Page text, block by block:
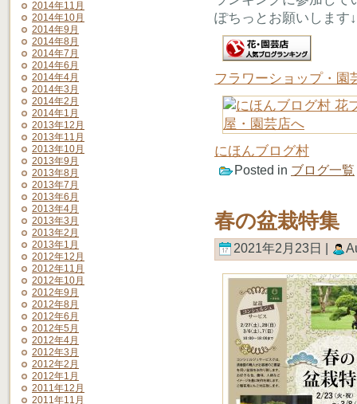
2014年11月
2014年10月
2014年9月
2014年8月
2014年7月
2014年6月
2014年4月
2014年3月
2014年2月
2014年1月
2013年12月
2013年11月
2013年10月
2013年9月
2013年8月
2013年7月
2013年6月
2013年4月
2013年3月
2013年2月
2013年1月
2012年12月
2012年11月
2012年10月
2012年9月
2012年8月
2012年6月
2012年5月
2012年4月
2012年3月
2012年2月
2012年1月
2011年12月
2011年11月
ぽちっとお願いします↓
フラワーショップ・園
にほんブログ村
Posted in ブログ一覧
春の盆栽特集
2021年2月23日 |